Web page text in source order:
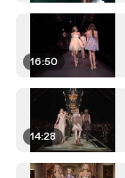
16:50
14:28